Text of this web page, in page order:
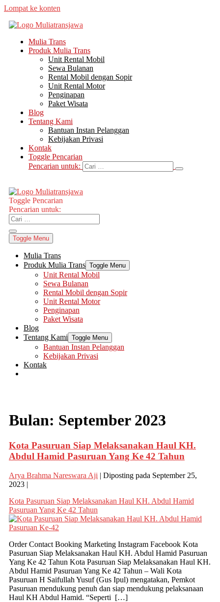
Lompat ke konten
Mulia Trans
Produk Mulia Trans
Unit Rental Mobil
Sewa Bulanan
Rental Mobil dengan Sopir
Unit Rental Motor
Penginapan
Paket Wisata
Blog
Tentang Kami
Bantuan Instan Pelanggan
Kebijakan Privasi
Kontak
Toggle Pencarian
Pencarian untuk:
Toggle Pencarian
Pencarian untuk:
Toggle Menu
Mulia Trans
Produk Mulia Trans Toggle Menu
Unit Rental Mobil
Sewa Bulanan
Rental Mobil dengan Sopir
Unit Rental Motor
Penginapan
Paket Wisata
Blog
Tentang Kami Toggle Menu
Bantuan Instan Pelanggan
Kebijakan Privasi
Kontak
Bulan: September 2023
Kota Pasuruan Siap Melaksanakan Haul KH.
Abdul Hamid Pasuruan Yang Ke 42 Tahun
Arya Brahma Nareswara Aji | Diposting pada September 25,
2023 |
Kota Pasuruan Siap Melaksanakan Haul KH. Abdul Hamid
Pasuruan Yang Ke 42 Tahun
Order Contact Booking Marketing Instagram Facebook Kota
Pasuruan Siap Melaksanakan Haul KH. Abdul Hamid Pasuruan
Yang Ke 42 Tahun Kota Pasuruan Siap Melaksanakan Haul KH.
Abdul Hamid Pasuruan Yang Ke 42 Tahun – Wali Kota
Pasuruan H Saifullah Yusuf (Gus Ipul) mengatakan, Pemkot
Pasuruan mendukung penuh dan siap mendukung pelaksanaan
Haul KH Abdul Hamid. “Seperti […]